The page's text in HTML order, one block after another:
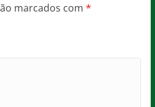
marcados com *